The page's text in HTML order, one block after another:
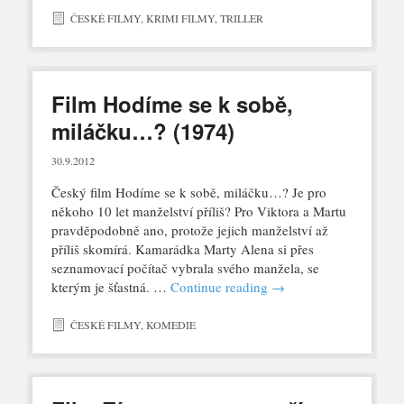
ČESKÉ FILMY, KRIMI FILMY, TRILLER
Film Hodíme se k sobě,
miláčku…? (1974)
30.9.2012
Český film Hodíme se k sobě, miláčku…? Je pro
někoho 10 let manželství příliš? Pro Viktora a Martu
pravděpodobně ano, protože jejich manželství až
příliš skomírá. Kamarádka Marty Alena si přes
seznamovací počítač vybrala svého manžela, se
kterým je šťastná. … Continue reading →
ČESKÉ FILMY, KOMEDIE